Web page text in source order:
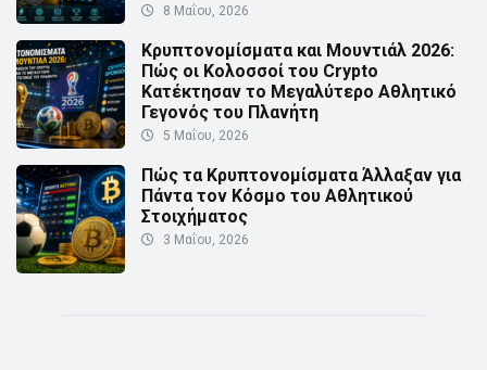
8 Μαΐου, 2026
Κρυπτονομίσματα και Μουντιάλ 2026:
Πώς οι Κολοσσοί του Crypto
Κατέκτησαν το Μεγαλύτερο Αθλητικό
Γεγονός του Πλανήτη
5 Μαΐου, 2026
Πώς τα Κρυπτονομίσματα Άλλαξαν για
Πάντα τον Κόσμο του Αθλητικού
Στοιχήματος
3 Μαΐου, 2026